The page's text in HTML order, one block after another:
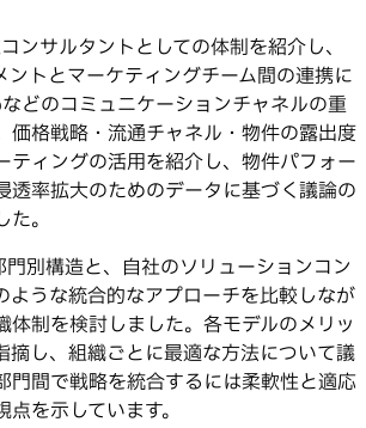
ンサルタントとしての体制を紹介し、
ントとマーケティングチーム間の連携に
どのコミュニケーションチャネルの重
価格戦略・流通チャネル・物件の露出度
ティングの活用を紹介し、物件パフォー
透率拡大のためのデータに基づく議論の
。
門別構造と、自社のソリューションコン
ような統合的なアプローチを比較しなが
体制を検討しました。各モデルのメリッ
摘し、組織ごとに最適な方法について議
門間で戦略を統合するには柔軟性と適応
を示しています。